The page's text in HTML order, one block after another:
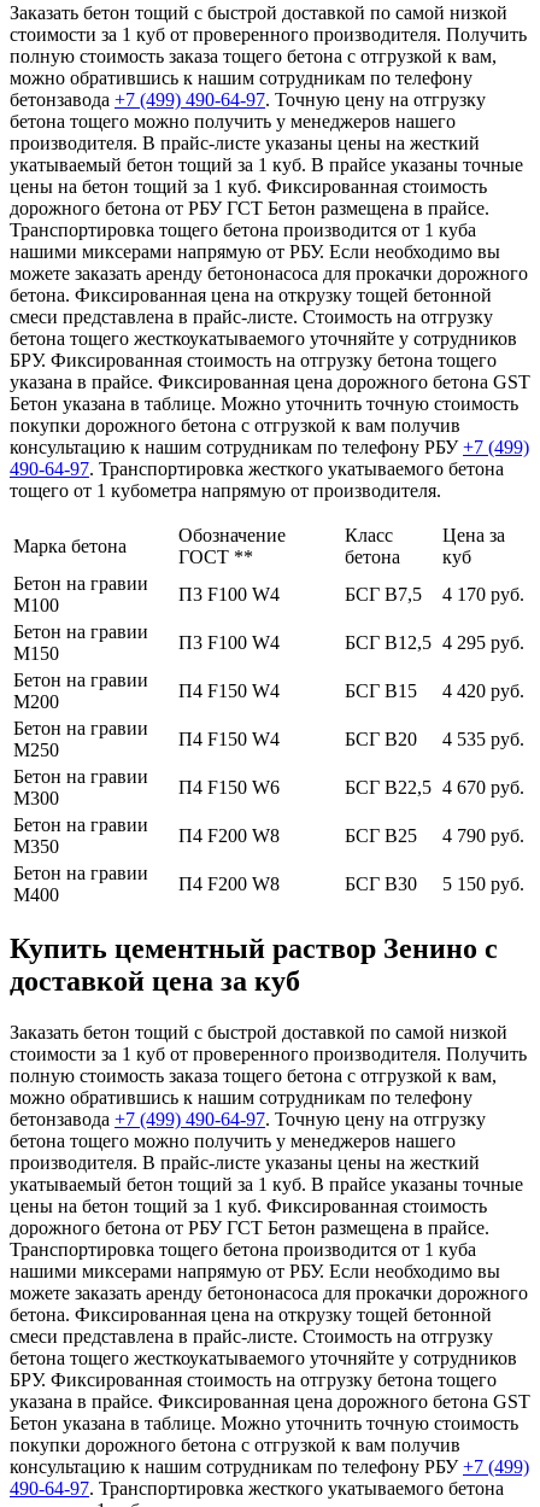
Заказать бетон тощий с быстрой доставкой по самой низкой
стоимости за 1 куб от проверенного производителя. Получить
полную стоимость заказа тощего бетона с отгрузкой к вам,
можно обратившись к нашим сотрудникам по телефону
бетонзавода +7 (499) 490-64-97. Точную цену на отгрузку
бетона тощего можно получить у менеджеров нашего
производителя. В прайс-листе указаны цены на жесткий
укатываемый бетон тощий за 1 куб. В прайсе указаны точные
цены на бетон тощий за 1 куб. Фиксированная стоимость
дорожного бетона от РБУ ГСТ Бетон размещена в прайсе.
Транспортировка тощего бетона производится от 1 куба
нашими миксерами напрямую от РБУ. Если необходимо вы
можете заказать аренду бетононасоса для прокачки дорожного
бетона. Фиксированная цена на открузку тощей бетонной
смеси представлена в прайс-листе. Стоимость на отгрузку
бетона тощего жесткоукатываемого уточняйте у сотрудников
БРУ. Фиксированная стоимость на отгрузку бетона тощего
указана в прайсе. Фиксированная цена дорожного бетона GST
Бетон указана в таблице. Можно уточнить точную стоимость
покупки дорожного бетона с отгрузкой к вам получив
консультацию к нашим сотрудникам по телефону РБУ+7 (499)
490-64-97. Транспортировка жесткого укатываемого бетона
тощего от 1 кубометра напрямую от производителя.
Марка бетона
Обозначение
ГОСТ **
Класс
бетона
Цена за
куб
Бетон на гравии
М100
П3 F100 W4 БСГ В7,5
4 170 руб.
Бетон на гравии
М150
П3 F100 W4 БСГ В12,5 4 295 руб.
Бетон на гравии
М200
П4 F150 W4 БСГ В15
4 420 руб.
Бетон на гравии
М250
П4 F150 W4 БСГ В20
4 535 руб.
Бетон на гравии
М300
П4 F150 W6 БСГ В22,5 4 670 руб.
Бетон на гравии
М350
П4 F200 W8 БСГ В25
4 790 руб.
Бетон на гравии
М400
П4 F200 W8 БСГ В30 5 150 руб.
Купить цементный раствор Зенино с
доставкой цена за куб
Заказать бетон тощий с быстрой доставкой по самой низкой
стоимости за 1 куб от проверенного производителя. Получить
полную стоимость заказа тощего бетона с отгрузкой к вам,
можно обратившись к нашим сотрудникам по телефону
бетонзавода +7 (499) 490-64-97. Точную цену на отгрузку
бетона тощего можно получить у менеджеров нашего
производителя. В прайс-листе указаны цены на жесткий
укатываемый бетон тощий за 1 куб. В прайсе указаны точные
цены на бетон тощий за 1 куб. Фиксированная стоимость
дорожного бетона от РБУ ГСТ Бетон размещена в прайсе.
Транспортировка тощего бетона производится от 1 куба
нашими миксерами напрямую от РБУ. Если необходимо вы
можете заказать аренду бетононасоса для прокачки дорожного
бетона. Фиксированная цена на открузку тощей бетонной
смеси представлена в прайс-листе. Стоимость на отгрузку
бетона тощего жесткоукатываемого уточняйте у сотрудников
БРУ. Фиксированная стоимость на отгрузку бетона тощего
указана в прайсе. Фиксированная цена дорожного бетона GST
Бетон указана в таблице. Можно уточнить точную стоимость
покупки дорожного бетона с отгрузкой к вам получив
консультацию к нашим сотрудникам по телефону РБУ+7 (499)
490-64-97. Транспортировка жесткого укатываемого бетона